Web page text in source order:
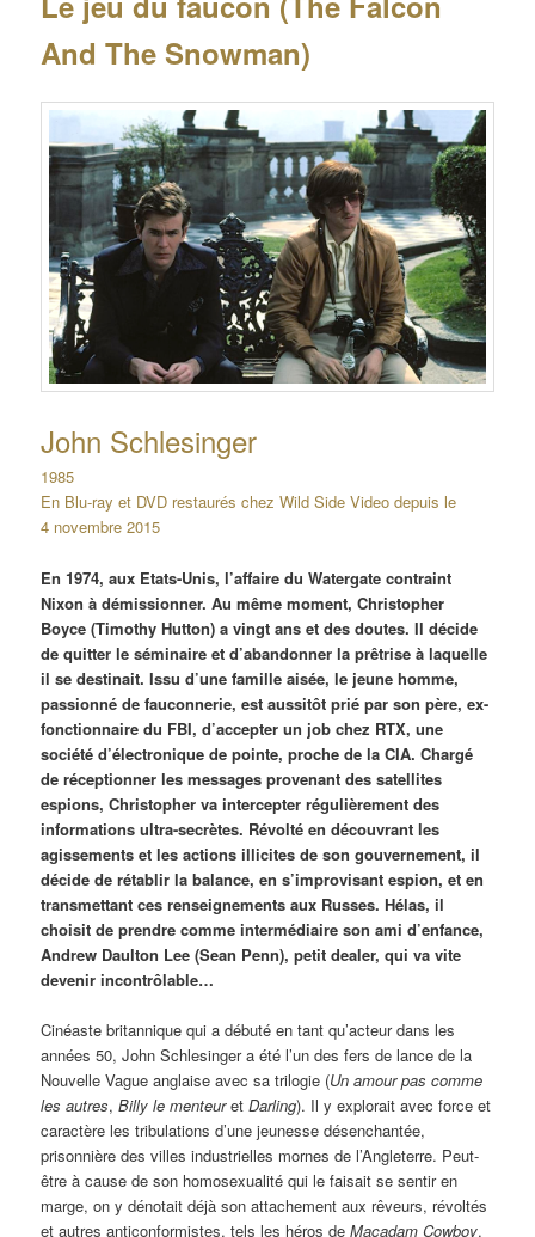
And The Snowman)
John Schlesinger
1985
En Blu-ray et DVD restaurés chez Wild Side Video depuis le
4 novembre 2015
En 1974, aux Etats-Unis, l’affaire du Watergate contraint
Nixon à démissionner. Au même moment, Christopher
Boyce (Timothy Hutton) a vingt ans et des doutes. Il décide
de quitter le séminaire et d’abandonner la prêtrise à laquelle
il se destinait. Issu d’une famille aisée, le jeune homme,
passionné de fauconnerie, est aussitôt prié par son père, ex-
fonctionnaire du FBI, d’accepter un job chez RTX, une
société d’électronique de pointe, proche de la CIA. Chargé
de réceptionner les messages provenant des satellites
espions, Christopher va intercepter régulièrement des
informations ultra-secrètes. Révolté en découvrant les
agissements et les actions illicites de son gouvernement, il
décide de rétablir la balance, en s’improvisant espion, et en
transmettant ces renseignements aux Russes. Hélas, il
choisit de prendre comme intermédiaire son ami d’enfance,
Andrew Daulton Lee (Sean Penn), petit dealer, qui va vite
devenir incontrôlable…
Cinéaste britannique qui a débuté en tant qu’acteur dans les
années 50, John Schlesinger a été l’un des fers de lance de la
Nouvelle Vague anglaise avec sa trilogie (Un amour pas comme
les autres,Billy le menteuretDarling). Il y explorait avec force et
caractère les tribulations d’une jeunesse désenchantée,
prisonnière des villes industrielles mornes de l’Angleterre. Peut-
être à cause de son homosexualité qui le faisait se sentir en
marge, on y dénotait déjà son attachement aux rêveurs, révoltés
et autres anticonformistes, tels les héros deMacadam Cowboy,